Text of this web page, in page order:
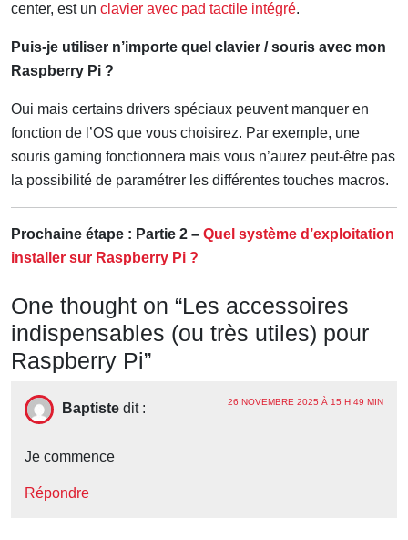
center, est un clavier avec pad tactile intégré.
Puis-je utiliser n’importe quel clavier / souris avec mon
Raspberry Pi ?
Oui mais certains drivers spéciaux peuvent manquer en
fonction de l’OS que vous choisirez. Par exemple, une
souris gaming fonctionnera mais vous n’aurez peut-être pas
la possibilité de paramétrer les différentes touches macros.
Prochaine étape : Partie 2 – Quel système d’exploitation
installer sur Raspberry Pi ?
One thought on “Les accessoires
indispensables (ou très utiles) pour
Raspberry Pi”
Baptiste dit : 26 NOVEMBRE 2025 À 15 H 49 MIN
Je commence
Répondre